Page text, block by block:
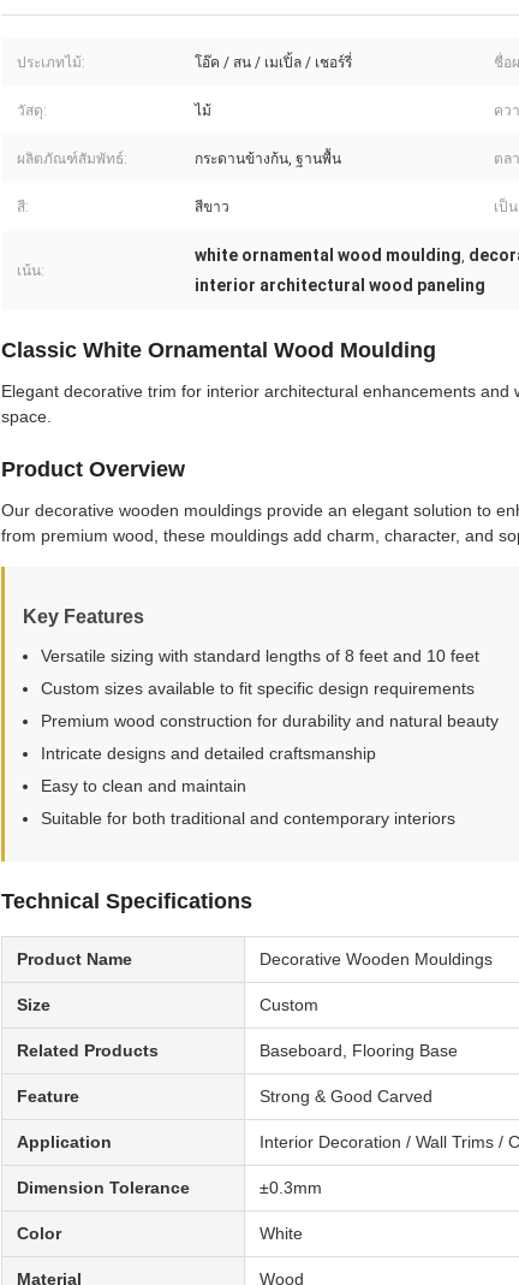
ประเภทไม้: โอ๊ค / สน / เมเปิ้ล / เชอร์รี่ ชื่อ
วัสดุ: ไม้ คว
ผลิตภัณฑ์สัมพัทธ์: กระดานข้างก้น, ฐานพื้น ตล
สี: สีขาว เป็
เน้น:
white ornamental wood moulding,
interior architectural wood paneling
Classic White Ornamental Wood Moulding
Elegant decorative trim for interior architectural enhancements
space.
Product Overview
Our decorative wooden mouldings provide an elegant solution to
from premium wood, these mouldings add charm, character, and
Key Features
Versatile sizing with standard lengths of 8 feet and 10 feet
Custom sizes available to fit specific design requirements
Premium wood construction for durability and natural beauty
Intricate designs and detailed craftsmanship
Easy to clean and maintain
Suitable for both traditional and contemporary interiors
Technical Specifications
Product Name Decorative Wooden Mouldings
Size Custom
Related Products Baseboard, Flooring Base
Feature Strong & Good Carved
Application Interior Decoration / Wall Trims /
Dimension Tolerance ±0.3mm
Color White
Material Wood